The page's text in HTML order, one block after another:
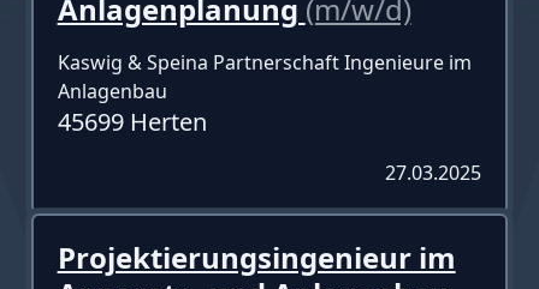
Anlagenplanung (m/w/d)
Kaswig & Speina Partnerschaft Ingenieure im
Anlagenbau
45699 Herten
27.03.2025
Projektierungsingenieur im